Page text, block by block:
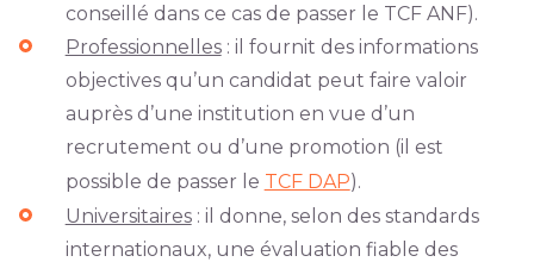
conseillé dans ce cas de passer le TCF ANF).
Professionnelles: il fournit des informations
objectives qu’un candidat peut faire valoir
auprès d’une institution en vue d’un
recrutement ou d’une promotion (il est
possible de passer le TCF DAP).
Universitaires: il donne, selon des standards
internationaux, une évaluation fiable des